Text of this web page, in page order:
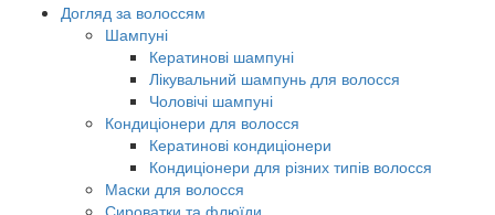
Догляд за волоссям
Шампуні
Кератинові шампуні
Лікувальний шампунь для волосся
Чоловічі шампуні
Кондиціонери для волосся
Кератинові кондиціонери
Кондиціонери для різних типів волосся
Маски для волосся
Сироватки та флюїди